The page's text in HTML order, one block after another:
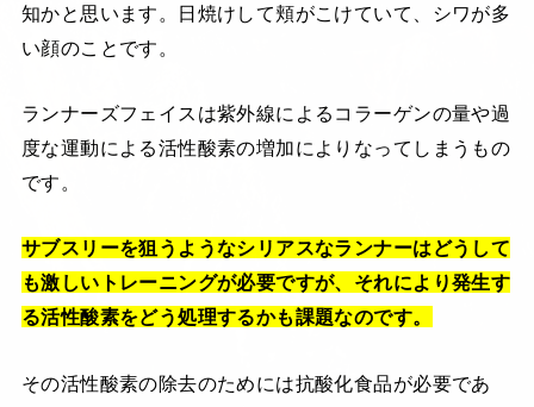
知かと思います。日焼けして頬がこけていて、シワが多
い顔のことです。
ランナーズフェイスは紫外線によるコラーゲンの量や過
度な運動による活性酸素の増加によりなってしまうもの
です。
サブスリーを狙うようなシリアスなランナーはどうして
も激しいトレーニングが必要ですが、それにより発生す
る活性酸素をどう処理するかも課題なのです。
その活性酸素の除去のためには抗酸化食品が必要であ